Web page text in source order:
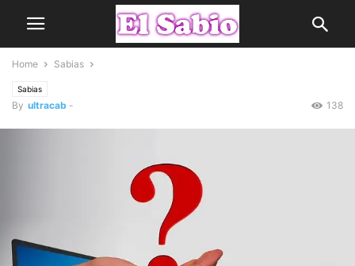
Home Sabias
Sabias
By ultracab - 138